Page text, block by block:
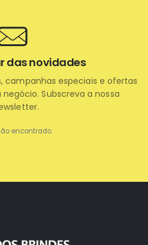
encontrado.
das novidades
campanhas especiais e ofertas
Subscreva a nossa